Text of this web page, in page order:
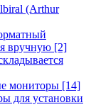
(Arthur
вручную [2]
мониторы [14]
для установки